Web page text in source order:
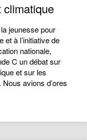
climatique
jeunesse pour
et à l’initiative de
nationale,
C un débat sur
et sur les
avions d’ores